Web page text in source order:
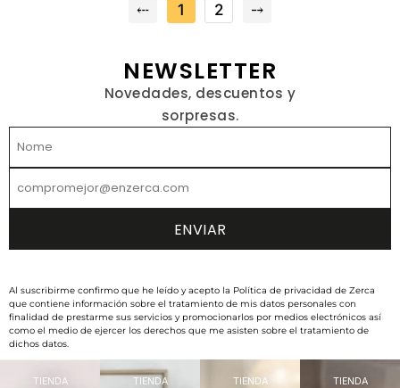
⤎ 1 2 ⤍
NEWSLETTER
Novedades, descuentos y
sorpresas.
Al suscribirme confirmo que he leído y acepto la Política de privacidad de Zerca
que contiene información sobre el tratamiento de mis datos personales con
finalidad de prestarme sus servicios y promocionarlos por medios electrónicos así
como el medio de ejercer los derechos que me asisten sobre el tratamiento de
dichos datos.
TIENDA TIENDA TIENDA TIENDA